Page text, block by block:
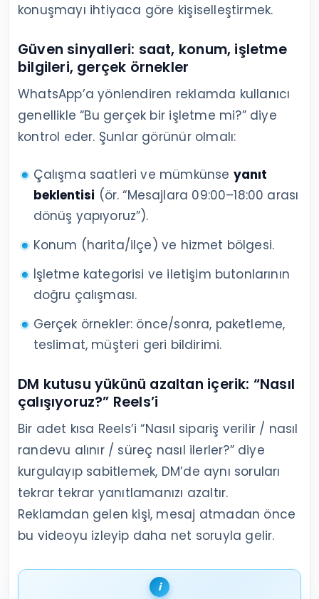
konuşmayı ihtiyaca göre kişiselleştirmek.
Güven sinyalleri: saat, konum, işletme
bilgileri, gerçek örnekler
WhatsApp’a yönlendiren reklamda kullanıcı
genellikle “Bu gerçek bir işletme mi?” diye
kontrol eder. Şunlar görünür olmalı:
Çalışma saatleri ve mümkünse yanıt
beklentisi (ör. “Mesajlara 09:00–18:00 arası
dönüş yapıyoruz”).
Konum (harita/ilçe) ve hizmet bölgesi.
İşletme kategorisi ve iletişim butonlarının
doğru çalışması.
Gerçek örnekler: önce/sonra, paketleme,
teslimat, müşteri geri bildirimi.
DM kutusu yükünü azaltan içerik: “Nasıl
çalışıyoruz?” Reels’i
Bir adet kısa Reels’i “Nasıl sipariş verilir / nasıl
randevu alınır / süreç nasıl ilerler?” diye
kurgulayıp sabitlemek, DM’de aynı soruları
tekrar tekrar yanıtlamanızı azaltır.
Reklamdan gelen kişi, mesaj atmadan önce
bu videoyu izleyip daha net soruyla gelir.